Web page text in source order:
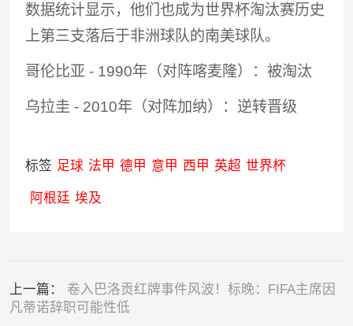
数据统计显示，他们也成为世界杯淘汰赛历史
上第三支落后于非洲球队的南美球队。
哥伦比亚 - 1990年（对阵喀麦隆）：被淘汰
乌拉圭 - 2010年（对阵加纳）：逆转晋级
标签 足球 法甲 德甲 意甲 西甲 英超 世界杯
阿根廷 埃及
上一篇： 卷入巴洛贡红牌事件风波！标晚：FIFA主席因
凡蒂诺辞职可能性低